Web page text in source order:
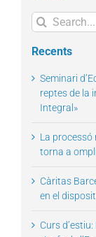
Search
for:
Recents
Seminari
reptes de la
Integral»
La processó
torna a
Càritas
en el
Curs